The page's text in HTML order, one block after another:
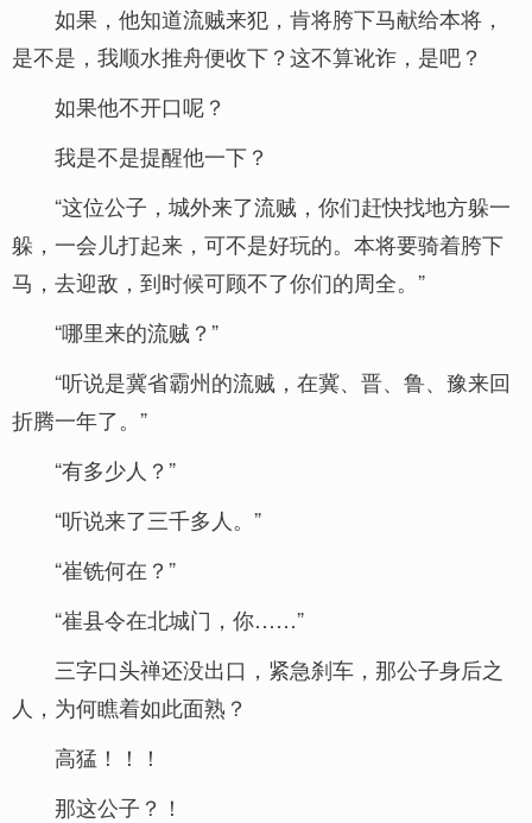
如果，他知道流贼来犯，肯将胯下马献给本将，
是不是，我顺水推舟便收下？这不算讹诈，是吧？
如果他不开口呢？
我是不是提醒他一下？
“这位公子，城外来了流贼，你们赶快找地方躲一
躲，一会儿打起来，可不是好玩的。本将要骑着胯下
马，去迎敌，到时候可顾不了你们的周全。”
“哪里来的流贼？”
“听说是冀省霸州的流贼，在冀、晋、鲁、豫来回
折腾一年了。”
“有多少人？”
“听说来了三千多人。”
“崔铣何在？”
“崔县令在北城门，你……”
三字口头禅还没出口，紧急刹车，那公子身后之
人，为何瞧着如此面熟？
高猛！！！
那这公子？！